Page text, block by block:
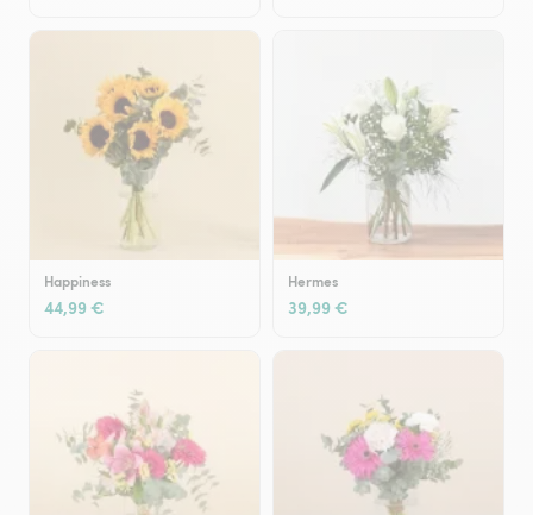
Happiness
44,99 €
Hermes
39,99 €